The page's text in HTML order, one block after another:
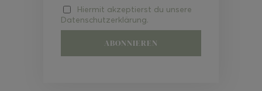
Hiermit akzeptierst du unsere
Datenschutzerklärung.